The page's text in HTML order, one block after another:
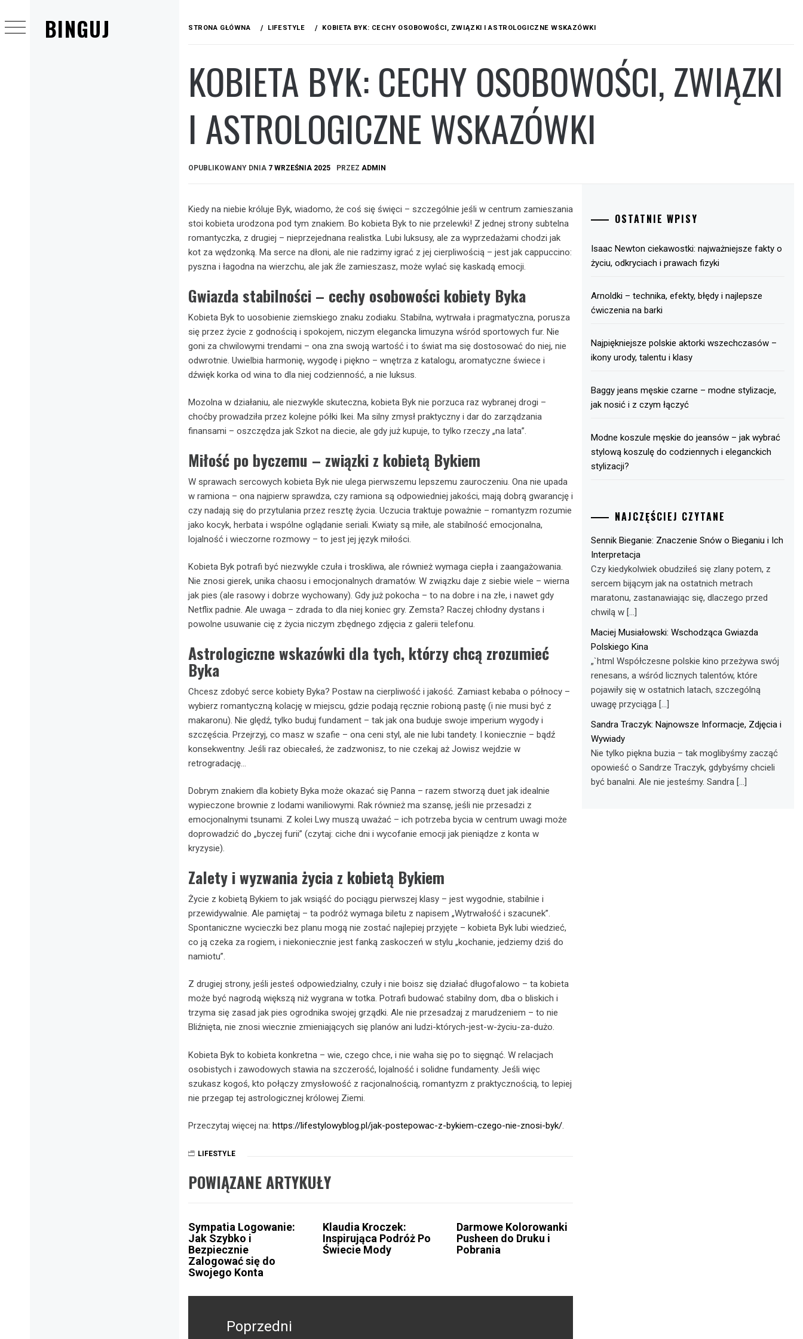
BINGUJ
do
treści
STRONA GŁÓWNA LIFESTYLE KOBIETA BYK: CECHY OSOBOWOŚCI, ZWIĄZKI I ASTROLOGICZNE WSKAZÓWKI
KOBIETA BYK: CECHY OSOBOWOŚCI, ZWIĄZKI
I ASTROLOGICZNE WSKAZÓWKI
OPUBLIKOWANY DNIA 7 WRZEŚNIA 2025 PRZEZ ADMIN
Kiedy na niebie króluje Byk, wiadomo, że coś się święci – szczególnie jeśli w centrum zamieszania
stoi kobieta urodzona pod tym znakiem. Bo kobieta Byk to nie przelewki! Z jednej strony subtelna
romantyczka, z drugiej – nieprzejednana realistka. Lubi luksusy, ale za wyprzedażami chodzi jak
kot za wędzonką. Ma serce na dłoni, ale nie radzimy igrać z jej cierpliwością – jest jak cappuccino:
pyszna i łagodna na wierzchu, ale jak źle zamieszasz, może wylać się kaskadą emocji.
Gwiazda stabilności – cechy osobowości kobiety Byka
Kobieta Byk to uosobienie ziemskiego znaku zodiaku. Stabilna, wytrwała i pragmatyczna, porusza
się przez życie z godnością i spokojem, niczym elegancka limuzyna wśród sportowych fur. Nie
goni za chwilowymi trendami – ona zna swoją wartość i to świat ma się dostosować do niej, nie
odwrotnie. Uwielbia harmonię, wygodę i piękno – wnętrza z katalogu, aromatyczne świece i
dźwięk korka od wina to dla niej codzienność, a nie luksus.
Mozolna w działaniu, ale niezwykle skuteczna, kobieta Byk nie porzuca raz wybranej drogi –
choćby prowadziła przez kolejne półki Ikei. Ma silny zmysł praktyczny i dar do zarządzania
finansami – oszczędza jak Szkot na diecie, ale gdy już kupuje, to tylko rzeczy „na lata”.
Miłość po byczemu – związki z kobietą Bykiem
W sprawach sercowych kobieta Byk nie ulega pierwszemu lepszemu zauroczeniu. Ona nie upada
w ramiona – ona najpierw sprawdza, czy ramiona są odpowiedniej jakości, mają dobrą gwarancję i
czy nadają się do przytulania przez resztę życia. Uczucia traktuje poważnie – romantyzm rozumie
jako kocyk, herbata i wspólne oglądanie seriali. Kwiaty są miłe, ale stabilność emocjonalna,
lojalność i wieczorne rozmowy – to jest jej język miłości.
Kobieta Byk potrafi być niezwykle czuła i troskliwa, ale również wymaga ciepła i zaangażowania.
Nie znosi gierek, unika chaosu i emocjonalnych dramatów. W związku daje z siebie wiele – wierna
jak pies (ale rasowy i dobrze wychowany). Gdy już pokocha – to na dobre i na złe, i nawet gdy
Netflix padnie. Ale uwaga – zdrada to dla niej koniec gry. Zemsta? Raczej chłodny dystans i
powolne usuwanie cię z życia niczym zbędnego zdjęcia z galerii telefonu.
Astrologiczne wskazówki dla tych, którzy chcą zrozumieć
Byka
Chcesz zdobyć serce kobiety Byka? Postaw na cierpliwość i jakość. Zamiast kebaba o północy –
wybierz romantyczną kolację w miejscu, gdzie podają ręcznie robioną pastę (i nie musi być z
makaronu). Nie ględź, tylko buduj fundament – tak jak ona buduje swoje imperium wygody i
szczęścia. Przejrzyj, co masz w szafie – ona ceni styl, ale nie lubi tandety. I koniecznie – bądź
konsekwentny. Jeśli raz obiecałeś, że zadzwonisz, to nie czekaj aż Jowisz wejdzie w
retrogradację…
Dobrym znakiem dla kobiety Byka może okazać się Panna – razem stworzą duet jak idealnie
wypieczone brownie z lodami waniliowymi. Rak również ma szansę, jeśli nie przesadzi z
emocjonalnymi tsunami. Z kolei Lwy muszą uważać – ich potrzeba bycia w centrum uwagi może
doprowadzić do „byczej furii” (czytaj: ciche dni i wycofanie emocji jak pieniądze z konta w
kryzysie).
Zalety i wyzwania życia z kobietą Bykiem
Życie z kobietą Bykiem to jak wsiąść do pociągu pierwszej klasy – jest wygodnie, stabilnie i
przewidywalnie. Ale pamiętaj – ta podróż wymaga biletu z napisem „Wytrwałość i szacunek”.
Spontaniczne wycieczki bez planu mogą nie zostać najlepiej przyjęte – kobieta Byk lubi wiedzieć,
co ją czeka za rogiem, i niekoniecznie jest fanką zaskoczeń w stylu „kochanie, jedziemy dziś do
namiotu”.
Z drugiej strony, jeśli jesteś odpowiedzialny, czuły i nie boisz się działać długofalowo – ta kobieta
może być nagrodą większą niż wygrana w totka. Potrafi budować stabilny dom, dba o bliskich i
trzyma się zasad jak pies ogrodnika swojej grządki. Ale nie przesadzaj z marudzeniem – to nie
Bliźnięta, nie znosi wiecznie zmieniających się planów ani ludzi-których-jest-w-życiu-za-dużo.
Kobieta Byk to kobieta konkretna – wie, czego chce, i nie waha się po to sięgnąć. W relacjach
osobistych i zawodowych stawia na szczerość, lojalność i solidne fundamenty. Jeśli więc
szukasz kogoś, kto połączy zmysłowość z racjonalnością, romantyzm z praktycznością, to lepiej
nie przegap tej astrologicznej królowej Ziemi.
Przeczytaj więcej na: https://lifestylowyblog.pl/jak-postepowac-z-bykiem-czego-nie-znosi-byk/.
LIFESTYLE
POWIĄZANE ARTYKUŁY
Sympatia Logowanie:
Jak Szybko i
Bezpiecznie
Zalogować się do
Swojego Konta
Klaudia Kroczek:
Inspirująca Podróż Po
Świecie Mody
Darmowe Kolorowanki
Pusheen do Druku i
Pobrania
Nawigacja
Poprzedni
OSTATNIE WPISY
Isaac Newton ciekawostki: najważniejsze fakty o
życiu, odkryciach i prawach fizyki
Arnoldki – technika, efekty, błędy i najlepsze
ćwiczenia na barki
Najpiękniejsze polskie aktorki wszechczasów –
ikony urody, talentu i klasy
Baggy jeans męskie czarne – modne stylizacje,
jak nosić i z czym łączyć
Modne koszule męskie do jeansów – jak wybrać
stylową koszulę do codziennych i eleganckich
stylizacji?
NAJCZĘŚCIEJ CZYTANE
Sennik Bieganie: Znaczenie Snów o Bieganiu i Ich
Interpretacja
Czy kiedykolwiek obudziłeś się zlany potem, z
sercem bijącym jak na ostatnich metrach
maratonu, zastanawiając się, dlaczego przed
chwilą w […]
Maciej Musiałowski: Wschodząca Gwiazda
Polskiego Kina
„`html Współczesne polskie kino przeżywa swój
renesans, a wśród licznych talentów, które
pojawiły się w ostatnich latach, szczególną
uwagę przyciąga […]
Sandra Traczyk: Najnowsze Informacje, Zdjęcia i
Wywiady
Nie tylko piękna buzia – tak moglibyśmy zacząć
opowieść o Sandrze Traczyk, gdybyśmy chcieli
być banalni. Ale nie jesteśmy. Sandra […]